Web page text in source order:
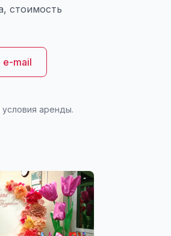
стоимость
e-mail
условия аренды.